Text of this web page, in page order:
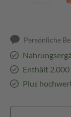
Persönliche
Enthält
Plus